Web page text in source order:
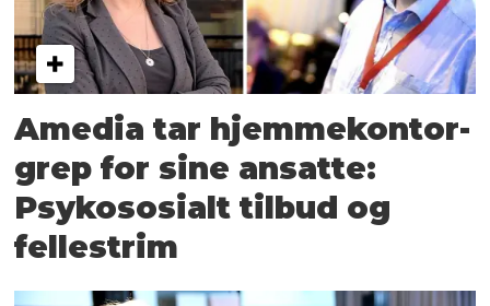
Amedia tar hjemmekontor-
grep for sine ansatte:
Psykososialt tilbud og
fellestrim